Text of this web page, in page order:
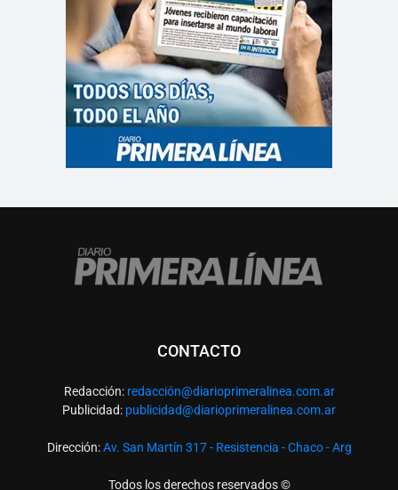
CONTACTO
Redacción: redacción@diarioprimeralinea.com.ar
Publicidad: publicidad@diarioprimeralinea.com.ar
Dirección:Av. San Martín 317 - Resistencia - Chaco - Arg
Todos los derechos reservados ©